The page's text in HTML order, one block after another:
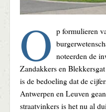
O p formulieren
noteerden de
Zandakkers en
is de bedoeling dat de
Antwerpen en Leuven
straatvinkers is het nu al